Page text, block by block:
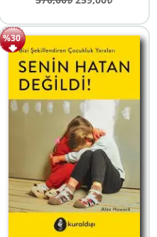
370,00₺.fiyat:
259,00₺.
%30